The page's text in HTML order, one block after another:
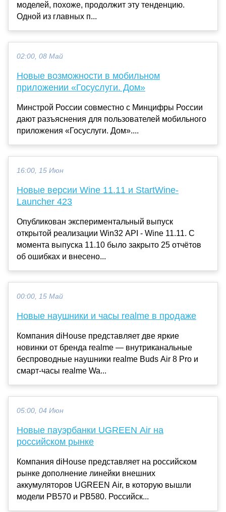
моделей, похоже, продолжит эту тенденцию.
Одной из главных п...
02:00, 08 Май
Новые возможности в мобильном
приложении «Госуслуги. Дом»
Минстрой России совместно с Минцифры России
дают разъяснения для пользователей мобильного
приложения «Госуслуги. Дом»....
16:00, 15 Июн
Новые версии Wine 11.11 и StartWine-
Launcher 423
Опубликован экспериментальный выпуск
открытой реализации Win32 API - Wine 11.11. С
момента выпуска 11.10 было закрыто 25 отчётов
об ошибках и внесено...
00:00, 15 Май
Новые наушники и часы realme в продаже
Компания diHouse представляет две яркие
новинки от бренда realme — внутриканальные
беспроводные наушники realme Buds Air 8 Pro и
смарт-часы realme Wa...
05:00, 04 Июн
Новые пауэрбанки UGREEN Air на
российском рынке
Компания diHouse представляет на российском
рынке дополнение линейки внешних
аккумуляторов UGREEN Air, в которую вышли
модели PB570 и PB580. Российск...